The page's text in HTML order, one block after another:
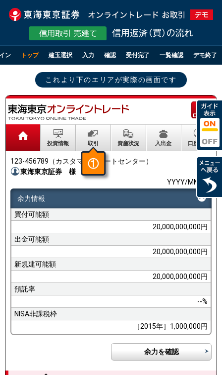
ン トップ 建玉選択 入力 確認 受付完了 一覧確認 デモ終了
これより下のエリアが実際の画面です
ログアウト
投資情報 取引
①
資産状況 入出金 口座情報
123-456789（カスタマーサポートセンター）
東海東京証券
様
YYYY/MM/DD
余力情報
買付可能額
20,000,000,000円
出金可能額
20,000,000,000円
新規建可能額
20,000,000,000円
預託率
--%
NISA非課税枠
［2015年］1,000,000円
余力を確認